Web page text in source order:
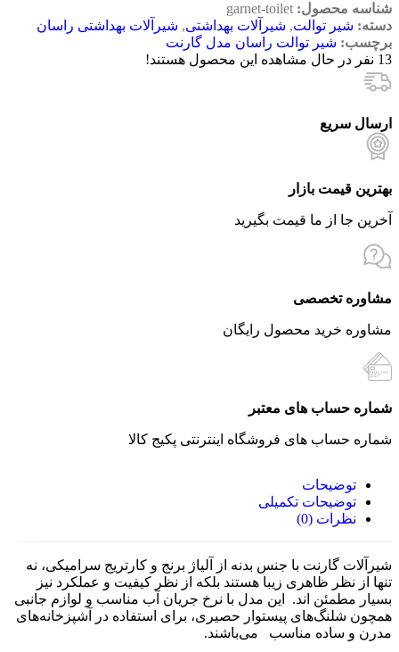
شناسه محصول: garnet-toilet
دسته: شیر توالت, شیرآلات بهداشتی, شیرآلات بهداشتی راسان
برچسب: شیر توالت راسان مدل گارنت
13 نفر در حال مشاهده این محصول هستند!
ارسال سریع
بهترین قیمت بازار
آخرین جا از ما قیمت بگیرید
مشاوره تخصصی
مشاوره خرید محصول رایگان
شماره حساب های معتبر
شماره حساب های فروشگاه اینترنتی پکیج کالا
توضیحات
توضیحات تکمیلی
نظرات (0)
شیرآلات گارنت با جنس بدنه از آلیاژ برنج و کارتریج سرامیکی، نه
تنها از نظر ظاهری زیبا هستند بلکه از نظر کیفیت و عملکرد نیز
بسیار مطمئن اند. این مدل با نرخ جریان آب مناسب و لوازم جانبی
همچون شلنگ‌های پیستوار حصیری، برای استفاده در آشپزخانه‌های
مدرن و ساده مناسب می‌باشند.